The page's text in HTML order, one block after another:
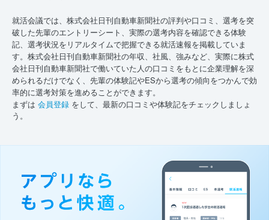
就活会議では、株式会社日刊自動車新聞社の評判や口コミ、選考を突
破した先輩のエントリーシート、実際の選考内容を確認できる体験
記、選考状況をリアルタイムで把握できる就活速報を掲載していま
す。株式会社日刊自動車新聞社の年収、社風、強みなど、実際に株式
会社日刊自動車新聞社で働いていた人の口コミをもとに企業理解を深
められるだけでなく、先輩の体験記やESから選考の傾向をつかんで効
率的に選考対策を進めることができます。
まずは 会員登録 をして、最新の口コミや体験記をチェックしましょ
う。